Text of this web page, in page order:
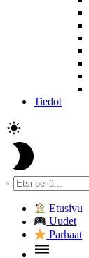
Tiedot
Etusivu
Uudet
Parhaat